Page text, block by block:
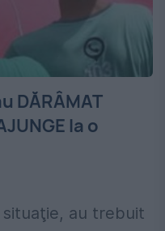
DĂRÂMAT
la o
situaţie, au trebuit